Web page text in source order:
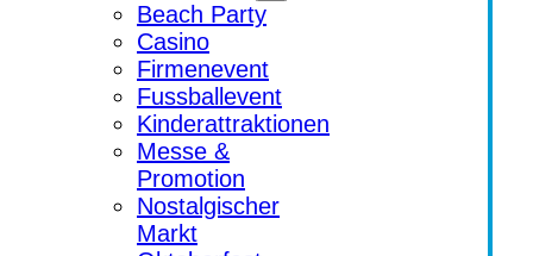
Beach Party
Casino
Firmenevent
Fussballevent
Kinderattraktionen
Messe &
Promotion
Nostalgischer
Markt